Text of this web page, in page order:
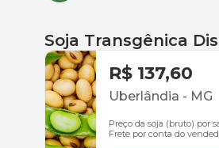
Soja Transgênica
R$ 137,60
Uberlândia - MG
Preço da soja (bruto) por
Frete por conta do